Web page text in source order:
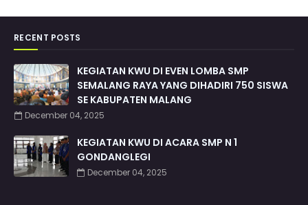
RECENT POSTS
KEGIATAN KWU DI EVEN LOMBA SMP
SEMALANG RAYA YANG DIHADIRI 750 SISWA
SE KABUPATEN MALANG
December 04, 2025
KEGIATAN KWU DI ACARA SMP N 1
GONDANGLEGI
December 04, 2025